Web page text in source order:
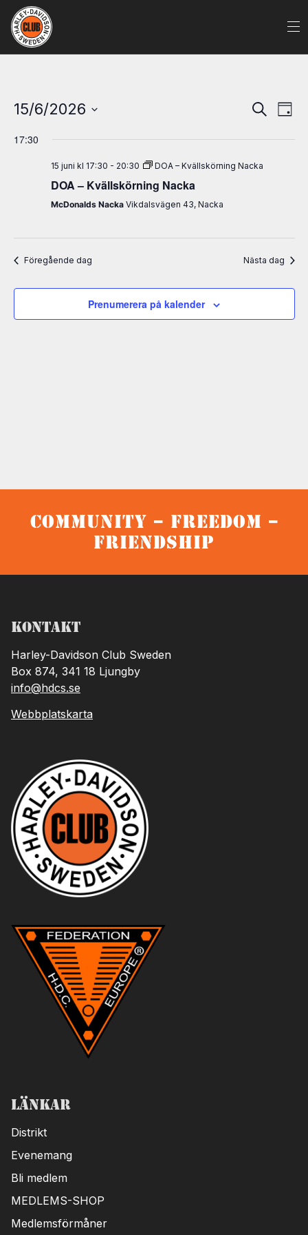
and
Sök Dag
15/6/2026
datum.
17:30
15 juni kl 17:30 - 20:30 DOA – Kvällskörning Nacka
DOA – Kvällskörning Nacka
McDonalds Nacka Vikdalsvägen 43, Nacka
Föregående dag Nästa dag
Prenumerera på kalender
Community – Freedom –
Friendship
Kontakt
Harley-Davidson Club Sweden
Box 874, 341 18 Ljungby
info@hdcs.se
Webbplatskarta
Länkar
Distrikt
Evenemang
Bli medlem
MEDLEMS-SHOP
Medlemsförmåner